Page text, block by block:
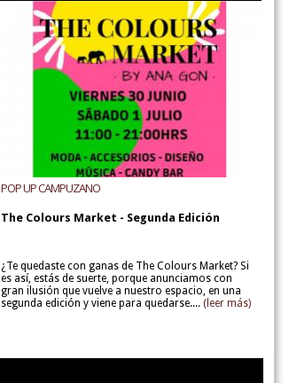
POP UP CAMPUZANO
The Colours Market - Segunda Edición
¿Te quedaste con ganas de The Colours Market? Si
es así, estás de suerte, porque anunciamos con
gran ilusión que vuelve a nuestro espacio, en una
segunda edición y viene para quedarse.... (leer más)